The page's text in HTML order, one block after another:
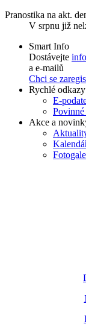
Pranostika na akt.
V srpnu již
Smart Info
Dostávejte
a e-mailů
Chci se
Rychlé odkazy
E-
Akce a